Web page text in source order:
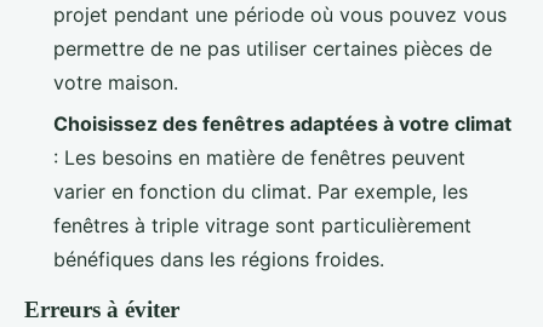
projet pendant une période où vous pouvez vous
permettre de ne pas utiliser certaines pièces de
votre maison.
Choisissez des fenêtres adaptées à votre climat
: Les besoins en matière de fenêtres peuvent
varier en fonction du climat. Par exemple, les
fenêtres à triple vitrage sont particulièrement
bénéfiques dans les régions froides.
Erreurs à éviter